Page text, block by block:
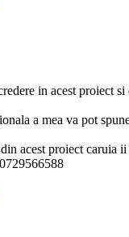
in acest proiect
a mea va pot
acest proiect caruia